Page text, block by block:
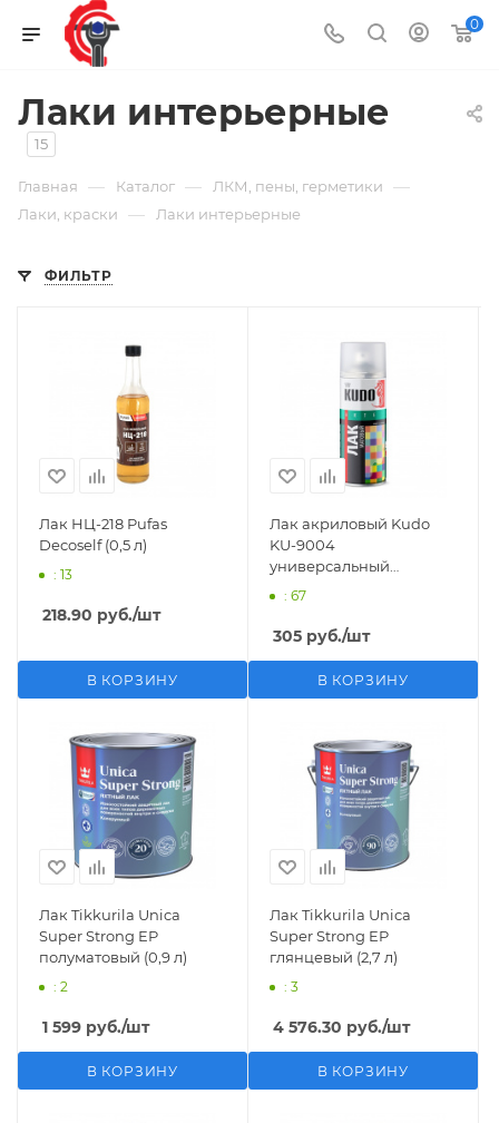
0
Лаки интерьерные
15
Главная — Каталог — ЛКМ, пены, герметики —
Лаки, краски — Лаки интерьерные
ФИЛЬТР
Лак НЦ-218 Pufas
Decoself (0,5 л)
: 13
218.90 руб./шт
В КОРЗИНУ
Лак акриловый Kudo
KU-9004
универсальный
матовый (0,52 л)
: 67
305 руб./шт
В КОРЗИНУ
Лак Tikkurila Unica
Super Strong EP
полуматовый (0,9 л)
: 2
1 599 руб./шт
В КОРЗИНУ
Лак Tikkurila Unica
Super Strong EP
глянцевый (2,7 л)
: 3
4 576.30 руб./шт
В КОРЗИНУ